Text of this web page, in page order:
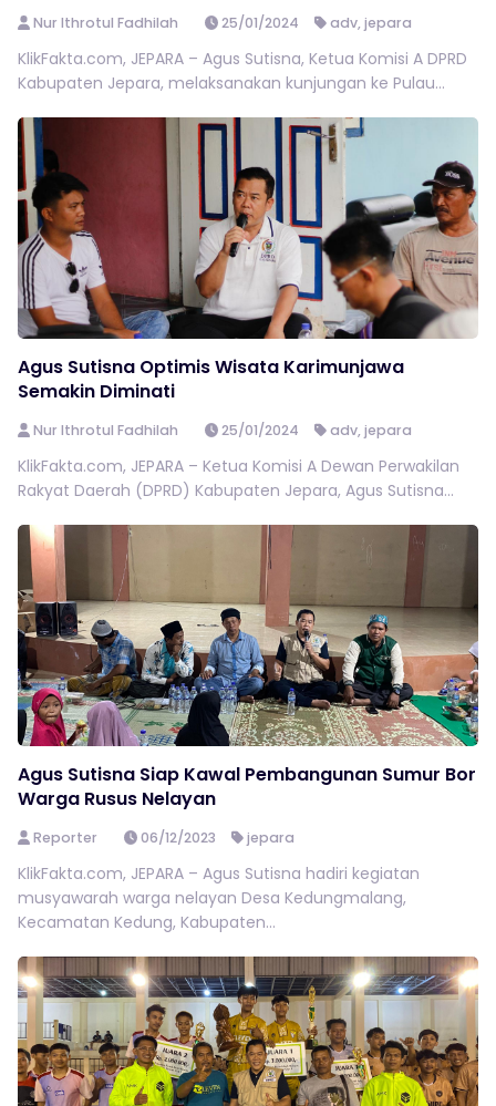
Nur Ithrotul Fadhilah 25/01/2024 adv,jepara
KlikFakta.com, JEPARA – Agus Sutisna, Ketua Komisi A DPRD
Kabupaten Jepara, melaksanakan kunjungan ke Pulau...
Agus Sutisna Optimis Wisata Karimunjawa
Semakin Diminati
Nur Ithrotul Fadhilah 25/01/2024 adv,jepara
KlikFakta.com, JEPARA – Ketua Komisi A Dewan Perwakilan
Rakyat Daerah (DPRD) Kabupaten Jepara, Agus Sutisna...
Agus Sutisna Siap Kawal Pembangunan Sumur Bor
Warga Rusus Nelayan
Reporter 06/12/2023 jepara
KlikFakta.com, JEPARA – Agus Sutisna hadiri kegiatan
musyawarah warga nelayan Desa Kedungmalang,
Kecamatan Kedung, Kabupaten...